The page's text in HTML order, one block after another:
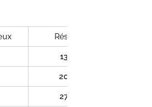
Résultats
13 juin
20 juin
27 juin